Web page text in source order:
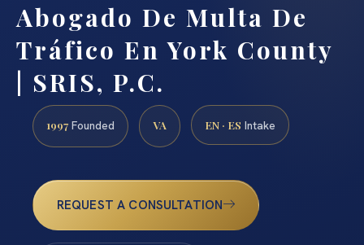
Abogado De Multa De
Tráfico En York County
| SRIS, P.C.
1997 Founded VA EN · ES Intake
REQUEST A CONSULTATION